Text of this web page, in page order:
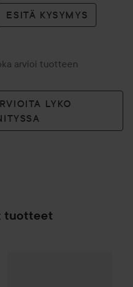
ESITÄ KYSYMYS
arvioi tuotteen
LYKO
tuotteet